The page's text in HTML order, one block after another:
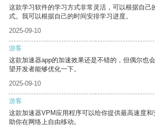
这款学习软件的学习方式非常灵活，可以根据自己
式。我可以根据自己的时间安排学习进度。
2025-09-10
游客
这款加速器app的加速效果还是不错的，但偶尔也
望开发者能够优化一下。
2025-09-10
游客
这款加速器VPM应用程序可以给你提供最高速度
助你在网络上自由移动。